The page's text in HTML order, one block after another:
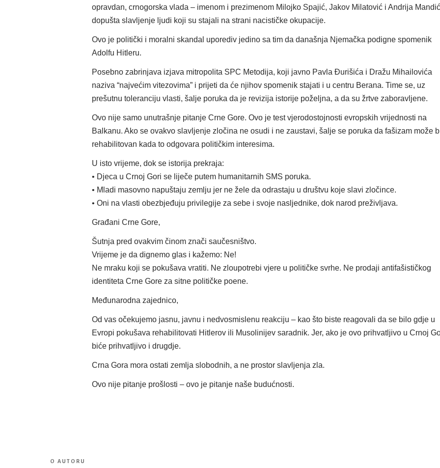
opravdan, crnogorska vlada – imenom i prezimenom Milojko Spajić, Jakov Milatović i Andrija
dopušta slavljenje ljudi koji su stajali na strani nacističke okupacije.
Ovo je politički i moralni skandal uporediv jedino sa tim da današnja Njemačka podigne spomenik
Adolfu Hitleru.
Posebno zabrinjava izjava mitropolita SPC Metodija, koji javno Pavla Đurišića i Dražu Mihailovića
naziva “najvećim vitezovima” i prijeti da će njihov spomenik stajati i u centru Berana. Time se, uz
prešutnu toleranciju vlasti, šalje poruka da je revizija istorije poželjna, a da su žrtve zaboravljene.
Ovo nije samo unutrašnje pitanje Crne Gore. Ovo je test vjerodostojnosti evropskih vrijednosti na
Balkanu. Ako se ovakvo slavljenje zločina ne osudi i ne zaustavi, šalje se poruka da fašizam može
rehabilitovan kada to odgovara političkim interesima.
U isto vrijeme, dok se istorija prekraja:
• Djeca u Crnoj Gori se liječe putem humanitarnih SMS poruka.
• Mladi masovno napuštaju zemlju jer ne žele da odrastaju u društvu koje slavi zločince.
• Oni na vlasti obezbjeđuju privilegije za sebe i svoje nasljednike, dok narod preživljava.
Građani Crne Gore,
Šutnja pred ovakvim činom znači saučesništvo.
Vrijeme je da dignemo glas i kažemo: Ne!
Ne mraku koji se pokušava vratiti. Ne zloupotrebi vjere u političke svrhe. Ne prodaji antifašističkog
identiteta Crne Gore za sitne političke poene.
Međunarodna zajednico,
Od vas očekujemo jasnu, javnu i nedvosmislenu reakciju – kao što biste reagovali da se bilo gdje u
Evropi pokušava rehabilitovati Hitlerov ili Musolinijev saradnik. Jer, ako je ovo prihvatljivo u Crnoj
biće prihvatljivo i drugdje.
Crna Gora mora ostati zemlja slobodnih, a ne prostor slavljenja zla.
Ovo nije pitanje prošlosti – ovo je pitanje naše budućnosti.
O AUTORU